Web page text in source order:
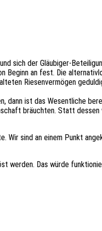
sich der Gläu­bi­ger-
Beginn an fest. Die
Riesen­ver­mö­gen
dann ist das Wesent­li­che
bräuch­ten. Statt
sind an einem Punkt
werden. Das würde